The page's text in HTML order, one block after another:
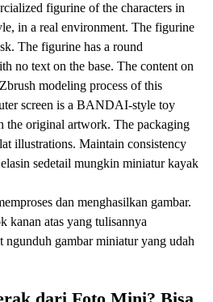
figurine of the characters in
in a real environment. The figurine
The figurine has a round
no text on the base. The content on
modeling process of this
screen is a BANDAI-style toy
the original artwork. The packaging
illustrations. Maintain consistency
sedetail mungkin miniatur kayak
dan menghasilkan gambar.
atas yang tulisannya
gambar miniatur yang udah